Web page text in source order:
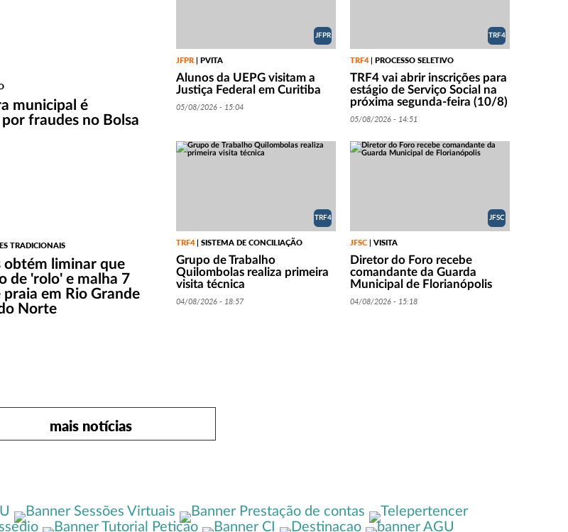
municipal é
fraudes no Bolsa
TRADICIONAIS
obtém liminar que
de 'rolo' e malha 7
praia em Rio Grande
Norte
JFPR
JFPR PVITA
Alunos da UEPG visitam a
Justiça Federal em Curitiba
05/08/2026 - 15:04
TRF4
TRF4| PROCESSO SELETIVO
TRF4 vai abrir inscrições para
estágio de Serviço Social na
próxima segunda-feira (10/8)
05/08/2026 - 14:51
TRF4
TRF4| SISTEMA DE CONCILIAÇÃO
Grupo de Trabalho
Quilombolas realiza primeira
visita técnica
04/08/2026 - 18:57
JFSC
JFSC VISITA
Diretor do Foro recebe
comandante da Guarda
Municipal de Florianópolis
04/08/2026 - 15:18
mais notícias